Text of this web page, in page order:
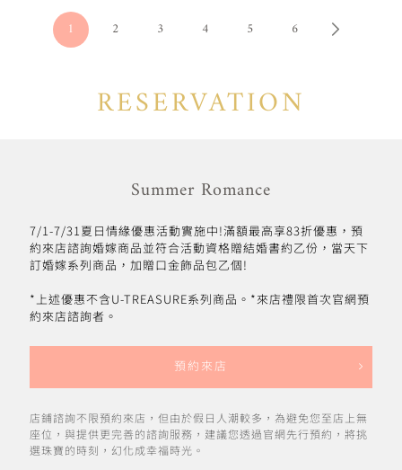
1 2 3 4 5 6
RESERVATION
Summer Romance
7/1-7/31夏日情緣優惠活動實施中!滿額最高享83折優惠，預
約來店諮詢婚嫁商品並符合活動資格贈結婚書約乙份，當天下
訂婚嫁系列商品，加贈口金飾品包乙個!
*上述優惠不含U-TREASURE系列商品。*來店禮限首次官網預
約來店諮詢者。
預約來店
店鋪諮詢不限預約來店，但由於假日人潮較多，為避免您至店上無
座位，與提供更完善的諮詢服務，建議您透過官網先行預約，將挑
選珠寶的時刻，幻化成幸福時光。